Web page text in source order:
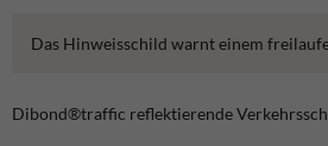
Das Hinweisschild warnt einem
Dibond®traffic reflektierende